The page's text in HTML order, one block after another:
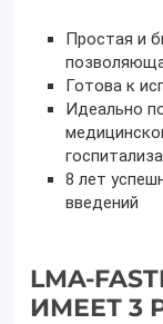
Простая и
Готова к
Идеально
8 лет
введений
LMA-
ИМЕЕТ 3